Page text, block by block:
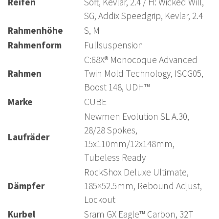
SG, Addix Speedgrip, Kevlar, 2.4
Rahmenhöhe
S, M
Rahmenform
Fullsuspension
Rahmen
C:68X® Monocoque Advanced
Twin Mold Technology, ISCG05,
Boost 148, UDH™
Marke
CUBE
Laufräder
Newmen Evolution SL A.30,
28/28 Spokes,
15x110mm/12x148mm,
Tubeless Ready
Dämpfer
RockShox Deluxe Ultimate,
185×52.5mm, Rebound Adjust,
Lockout
Kurbel
Sram GX Eagle™ Carbon, 32T